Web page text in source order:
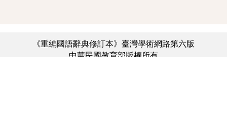
《重編國語辭典修訂本》臺灣學術網路第六版
中華民國教育部版權所有